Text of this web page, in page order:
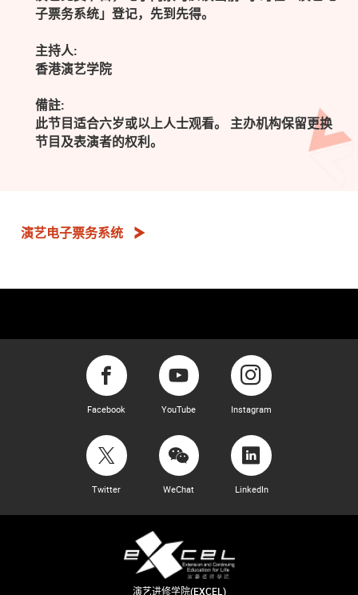
子票务系统」登记，先到先得。
主持人:
香港演艺学院
備註:
此节目适合六岁或以上人士观看。 主办机构保留更换
节目及表演者的权利。
演艺电子票务系统
Facebook YouTube Instagram
Twitter WeChat LinkedIn
演艺进修学院(EXCEL)